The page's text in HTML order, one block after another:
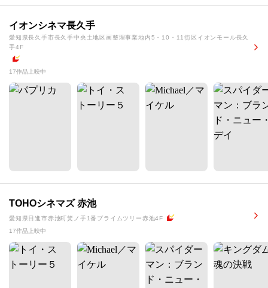
イオンシネマ長久手
愛知県長久手市長久手中央土地区画整理事業地内5・10・11街区イオンモール長久
手4F
17作品上映中
TOHOシネマズ 赤池
愛知県日進市赤池町箕ノ手1番プライムツリー赤池4F
17作品上映中